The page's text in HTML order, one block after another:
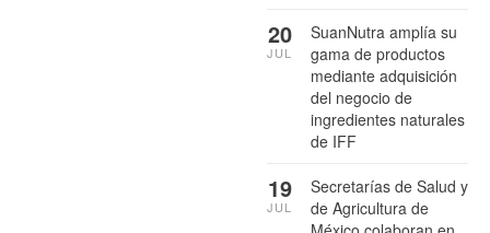
SuanNutra amplía su
gama de productos
mediante adquisición
del negocio de
ingredientes naturales
de IFF
20
JUL
Secretarías de Salud y
de Agricultura de
19
JUL